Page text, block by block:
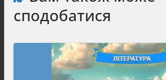
сподобатися